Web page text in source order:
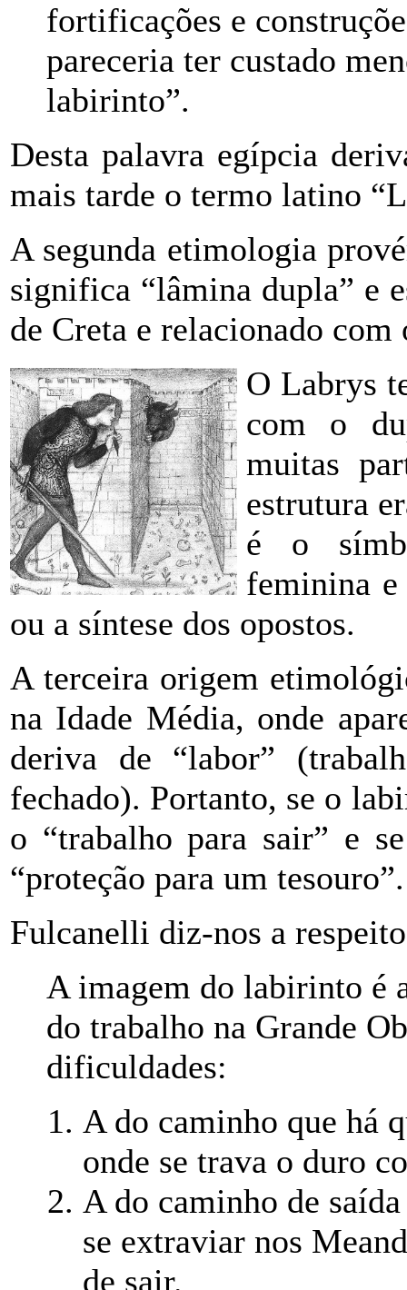
fortificações e
pareceria ter custado
labirinto”.
Desta palavra egípcia
mais tarde o termo latino
A segunda etimologia
significa “lâmina dupla” e
de Creta e relacionado
O Labrys
com o
muitas
estrutura
é o
feminina e
ou a síntese dos opostos.
A terceira origem
na Idade Média, onde
deriva de “labor”
fechado). Portanto, se o
o “trabalho para sair” e
“proteção para um tesouro”.
Fulcanelli diz-nos a
A imagem do labirinto é
do trabalho na Grande
dificuldades:
A do caminho que há
onde se trava o duro
A do caminho de
se extraviar nos
de sair.